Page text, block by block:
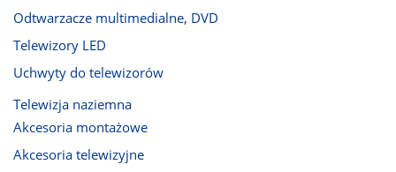
Odtwarzacze multimedialne, DVD
Telewizory LED
Uchwyty do telewizorów
Telewizja naziemna
Akcesoria montażowe
Akcesoria telewizyjne